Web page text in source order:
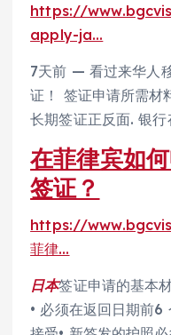
https://
apply-ja…
7天前 — 看过来华人
证！ 签证申请所需材
长期签证正反面. 银
在菲律宾如
签证？
https://
菲律…
日本签证申请的基本
• 必须在返回日期前6